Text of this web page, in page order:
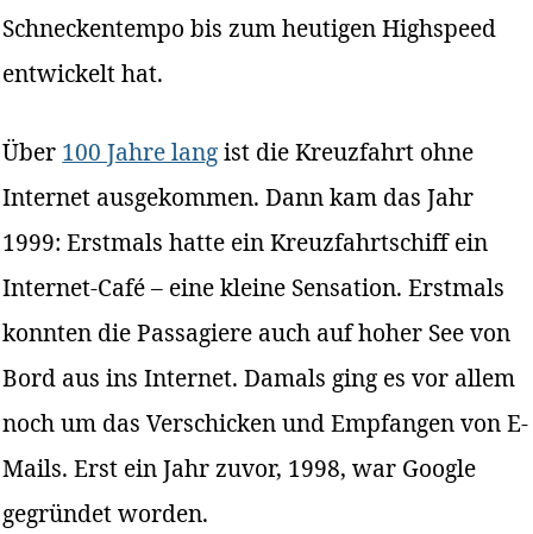
Schneckentempo bis zum heutigen Highspeed
entwickelt hat.
Über 100 Jahre langist die Kreuzfahrt ohne
Internet ausgekommen. Dann kam das Jahr
1999: Erstmals hatte ein Kreuzfahrtschiff ein
Internet-Café – eine kleine Sensation. Erstmals
konnten die Passagiere auch auf hoher See von
Bord aus ins Internet. Damals ging es vor allem
noch um das Verschicken und Empfangen von E-
Mails. Erst ein Jahr zuvor, 1998, war Google
gegründet worden.